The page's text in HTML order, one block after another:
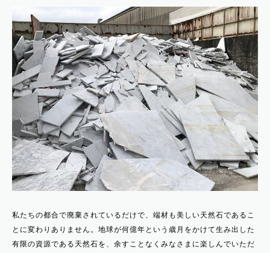
私たちの都合で廃棄されているだけで、端材も美しい天然石であるこ
とに変わりありません。地球が何億年という歳月をかけて生み出した
有限の資源である天然石を、余すことなくみなさまに楽しんでいただ